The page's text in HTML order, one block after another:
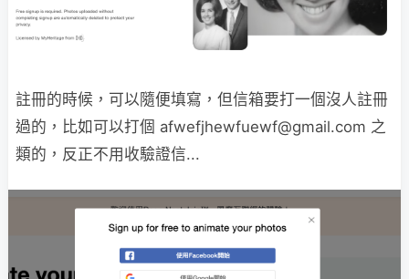
註冊的時候，可以隨便填寫，但信箱要打一個沒人註冊
過的，比如可以打個 afwefjhewfuewf@gmail.com 之
類的，反正不用收驗證信...